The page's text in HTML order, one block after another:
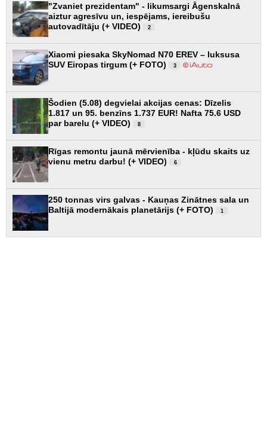
"Zvaniet prezidentam" - likumsargi Āgenskalnā
aiztur agresīvu un, iespējams, iereibušu
autovadītāju (+ VIDEO)
2
Xiaomi piesaka SkyNomad N70 EREV – luksusa
SUV Eiropas tirgum (+ FOTO)
3
Šodien (5.08) degvielai akcijas cenas: Dīzelis
1.817 un 95. benzīns 1.737 EUR! Nafta 75.6 USD
par barelu (+ VIDEO)
8
Rīgas remontu jaunā mērvienība - kļūdu skaits uz
vienu metru darbu! (+ VIDEO)
6
250 tonnas virs galvas - Kauņas Zinātnes sala un
Baltijā modernākais planetārijs (+ FOTO)
1